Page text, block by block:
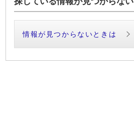
情報が見つからないときは